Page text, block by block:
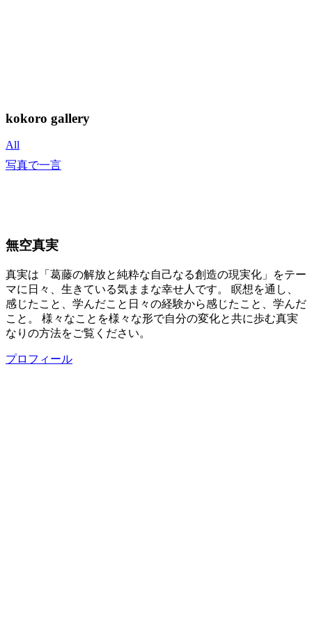
kokoro gallery
All
写真で一言
無空真実
真実は「葛藤の解放と純粋な自己なる創造の現実化」をテー
マに日々、生きている気ままな幸せ人です。 瞑想を通し、
感じたこと、学んだこと日々の経験から感じたこと、学んだ
こと。 様々なことを様々な形で自分の変化と共に歩む真実
なりの方法をご覧ください。
プロフィール